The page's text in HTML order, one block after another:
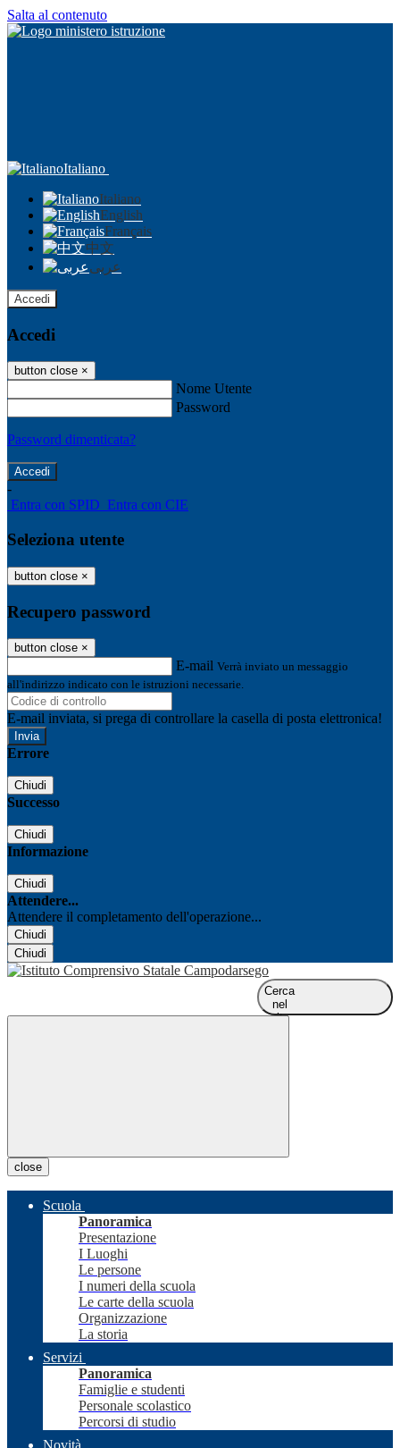
Salta al contenuto
Italiano
Italiano
English
Français
中文
عربى
Accedi
Accedi
button close ×
Nome Utente
Password
Password dimenticata?
-
Entra con SPID Entra con CIE
Seleziona utente
button close ×
Recupero password
button close ×
E-mail Verrà inviato un messaggio
all'indirizzo indicato con le istruzioni necessarie.
E-mail inviata, si prega di controllare la casella di posta elettronica!
Errore
Chiudi
Successo
Chiudi
Informazione
Chiudi
Attendere...
Attendere il completamento dell'operazione...
Chiudi
Chiudi
Cerca
nel
sito
close
Scuola
Panoramica
Presentazione
I Luoghi
Le persone
I numeri della scuola
Le carte della scuola
Organizzazione
La storia
Servizi
Panoramica
Famiglie e studenti
Personale scolastico
Percorsi di studio